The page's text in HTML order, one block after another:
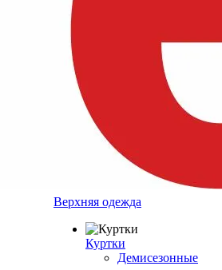
Верхняя одежда
Куртки
Демисезонные